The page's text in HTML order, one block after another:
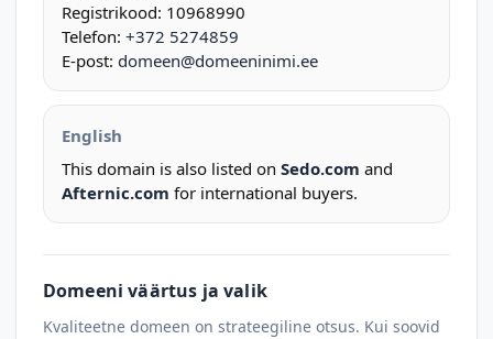
Registrikood: 10968990
Telefon: +372 5274859
E-post: domeen@domeeninimi.ee
English
This domain is also listed on Sedo.com and
Afternic.com for international buyers.
Domeeni väärtus ja valik
Kvaliteetne domeen on strateegiline otsus. Kui soovid